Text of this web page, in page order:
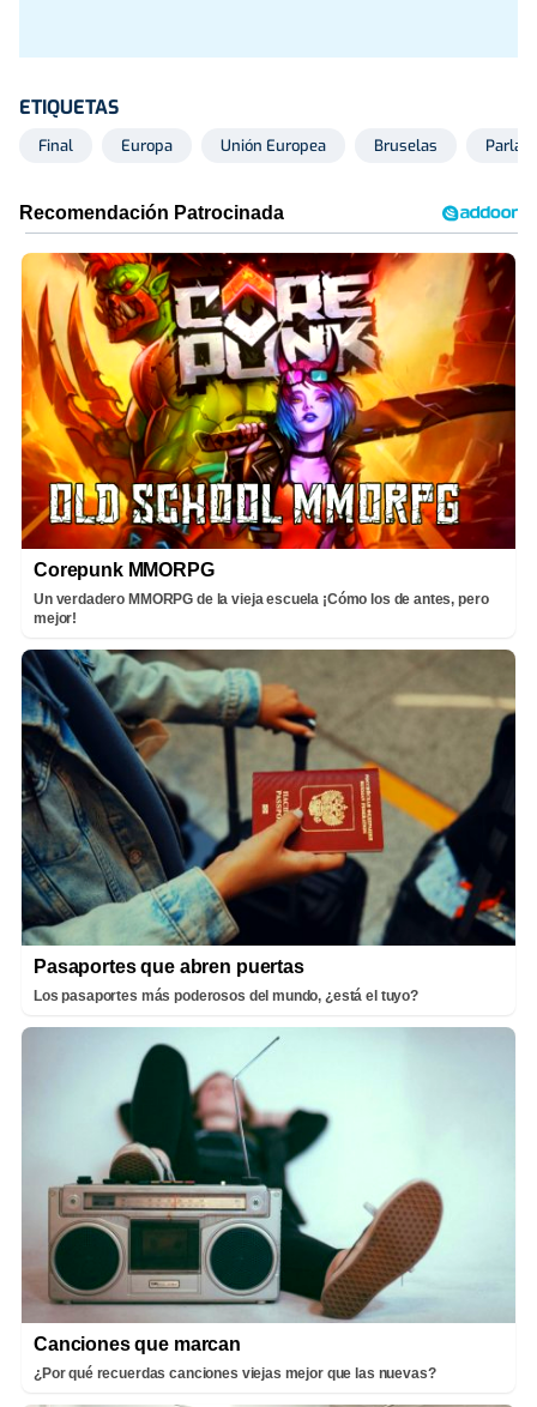
ETIQUETAS
Final Europa Unión Europea Bruselas
Corepunk MMORPG
Un verdadero MMORPG de la vieja escuela ¡Cómo los de antes, pero
mejor!
Pasaportes que abren puertas
Los pasaportes más poderosos del mundo, ¿está el tuyo?
Canciones que marcan
¿Por qué recuerdas canciones viejas mejor que las nuevas?